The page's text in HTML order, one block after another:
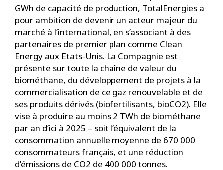
GWh de capacité de production, TotalEnergies a
pour ambition de devenir un acteur majeur du
marché à l’international, en s’associant à des
partenaires de premier plan comme Clean
Energy aux Etats-Unis. La Compagnie est
présente sur toute la chaîne de valeur du
biométhane, du développement de projets à la
commercialisation de ce gaz renouvelable et de
ses produits dérivés (biofertilisants, bioCO2). Elle
vise à produire au moins 2 TWh de biométhane
par an d’ici à 2025 – soit l’équivalent de la
consommation annuelle moyenne de 670 000
consommateurs français, et une réduction
d’émissions de CO2 de 400 000 tonnes.